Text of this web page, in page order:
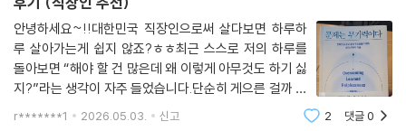
감과 만족을 얻지만, 외적 평가에 지배받는 순간 더 이상 즐거움을 느끼기
어려워진다.
이제 아론 벡의 인지 치료 대화 기술을 자기 자신에게 적용해보자. 만일 지
금 연말 보고서를 작성해야 하는데, 만족스러운 보고서를 쓸 수 없다는 생
각에 사로잡혀 작업을 계속 미루고 있다면 스스로에게 다음과 같은 ‘소크
에서 벗어나기 위한 변화의 전제 조건을 짚고, 마침내 4부에서는 인간 본
연의 자발성을 회복하고 삶의 활력을 되찾는 핵심 방법인 ‘통합적 마음 전
환’ 기술을 소개한다.
‘통합적 마음 전환’은 인간을 움직이는 4가지 핵심 요소, 즉 동기·인지·정
서·행동을 함께 변화시키는 방법이다. 삶의 의미를 발견해 동기를 회복하
안녕하세요~!!대한민국 직장인으로써 살다보면 하루하
루 살아가는게 쉽지 않죠?ㅎㅎ최근 스스로 저의 하루를
돌아보면 “해야 할 건 많은데 왜 이렇게 아무것도 하기 싫
지?”라는 생각이 자주 들었습니다.단순히 게으른 걸까 싶
었지만, 계속 반복되는 무기력함에 이유가 있을 것 같아
r*******1 2026.05.03. 신고 2 댓글0